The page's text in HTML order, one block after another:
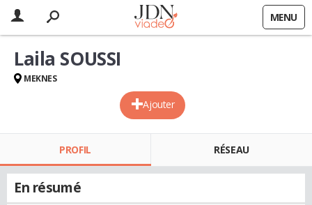
MENU
Ajouter
Laila SOUSSI
MEKNES
PROFIL RÉSEAU
En résumé